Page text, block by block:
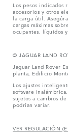
Los pesos
accesorios y otros
la carga útil.
cargas máximas
ocupantes, líquidos
© JAGUAR LAND
Jaguar Land Rover
planta, Edificio
Los ajustes
software
sujetos a cambios
podrían variar.
VER REGULACIÓN